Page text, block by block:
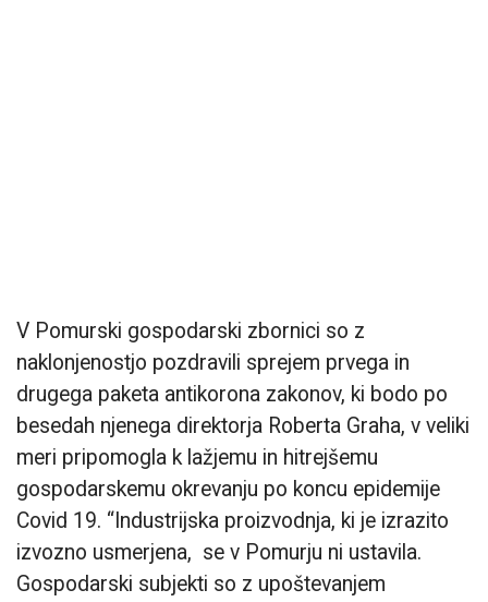
V Pomurski gospodarski zbornici so z
naklonjenostjo pozdravili sprejem prvega in
drugega paketa antikorona zakonov, ki bodo po
besedah njenega direktorja Roberta Graha, v veliki
meri pripomogla k lažjemu in hitrejšemu
gospodarskemu okrevanju po koncu epidemije
Covid 19. “Industrijska proizvodnja, ki je izrazito
izvozno usmerjena, se v Pomurju ni ustavila.
Gospodarski subjekti so z upoštevanjem